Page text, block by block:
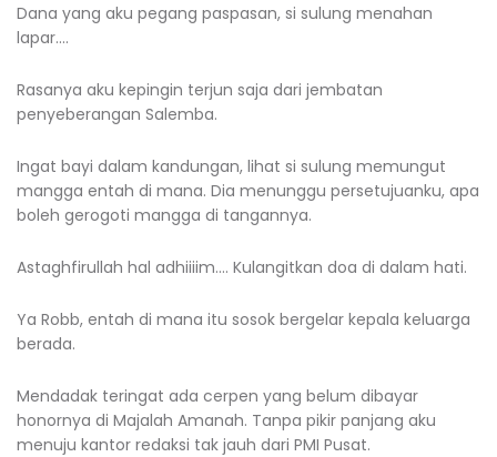
Dana yang aku pegang paspasan, si sulung menahan
lapar....
Rasanya aku kepingin terjun saja dari jembatan
penyeberangan Salemba.
Ingat bayi dalam kandungan, lihat si sulung memungut
mangga entah di mana. Dia menunggu persetujuanku, apa
boleh gerogoti mangga di tangannya.
Astaghfirullah hal adhiiiim.... Kulangitkan doa di dalam hati.
Ya Robb, entah di mana itu sosok bergelar kepala keluarga
berada.
Mendadak teringat ada cerpen yang belum dibayar
honornya di Majalah Amanah. Tanpa pikir panjang aku
menuju kantor redaksi tak jauh dari PMI Pusat.